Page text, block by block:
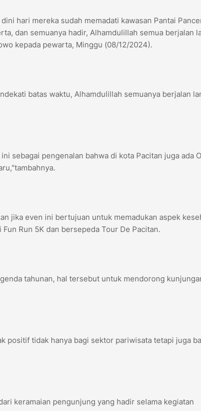
hari mereka sudah memadati kawasan Pantai
dan semuanya hadir, Alhamdulillah semua berjalan
kepada pewarta, Minggu (08/12/2024).
batas waktu, Alhamdulillah semuanya berjalan
sebagai pengenalan bahwa di kota Pacitan juga ada
jika even ini bertujuan untuk memadukan aspek
Run 5K dan bersepeda Tour De Pacitan.
tahunan, hal tersebut untuk mendorong
positif tidak hanya bagi sektor pariwisata tetapi juga
keramaian pengunjung yang hadir selama kegiatan